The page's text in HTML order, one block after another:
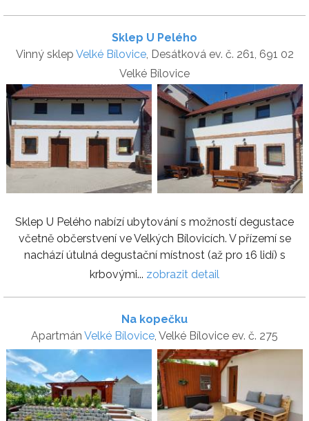
Sklep U Pelého
Vinný sklep Velké Bílovice, Desátková ev. č. 261, 691 02
Velké Bílovice
Sklep U Pelého nabízí ubytování s možností degustace
včetně občerstvení ve Velkých Bílovicích. V přízemí se
nachází útulná degustační místnost (až pro 16 lidí) s
krbovými... zobrazit detail
Na kopečku
Apartmán Velké Bílovice, Velké Bílovice ev. č. 275